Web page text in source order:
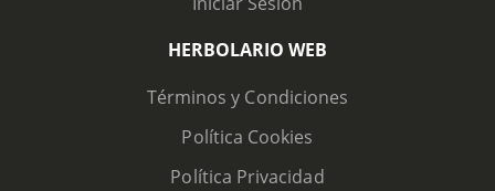
HERBOLARIO WEB
Términos y Condiciones
Política Cookies
Política Privacidad